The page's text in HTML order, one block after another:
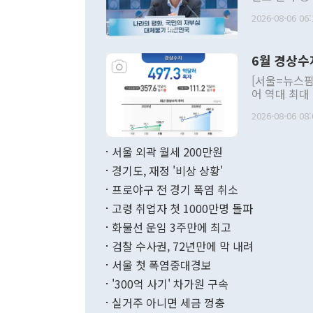
발언 중에는
주의적 희망
관의 대북
관 부처 장
관의 무리한
다. [정동영 통일부 장관이 지난달 23일 오후 서울 종로구 정부서울청사에
무너졌다고
함께 4자 대
2026-08-06
6월 경상
[서울=뉴스
어 역대 최
료=한국은행] 한국은행이 6일 발표한 '2026년 6월 국제수지(잠정)'
며 월간 기
196.9% 급
수출은
2026-08-06
서울 외곽 월세 200만원
경기도, 재정 '비상 상황'
프로야구 전 경기 폭염 취소
고령 취업자 첫 1000만명 돌파
화물선 운임 3주만에 최고
검찰 수사권, 72년만에 막 내려
서울 첫 폭염중대경보
'300억 사기' 차가원 구속
실거주 아니면 세금 껑충